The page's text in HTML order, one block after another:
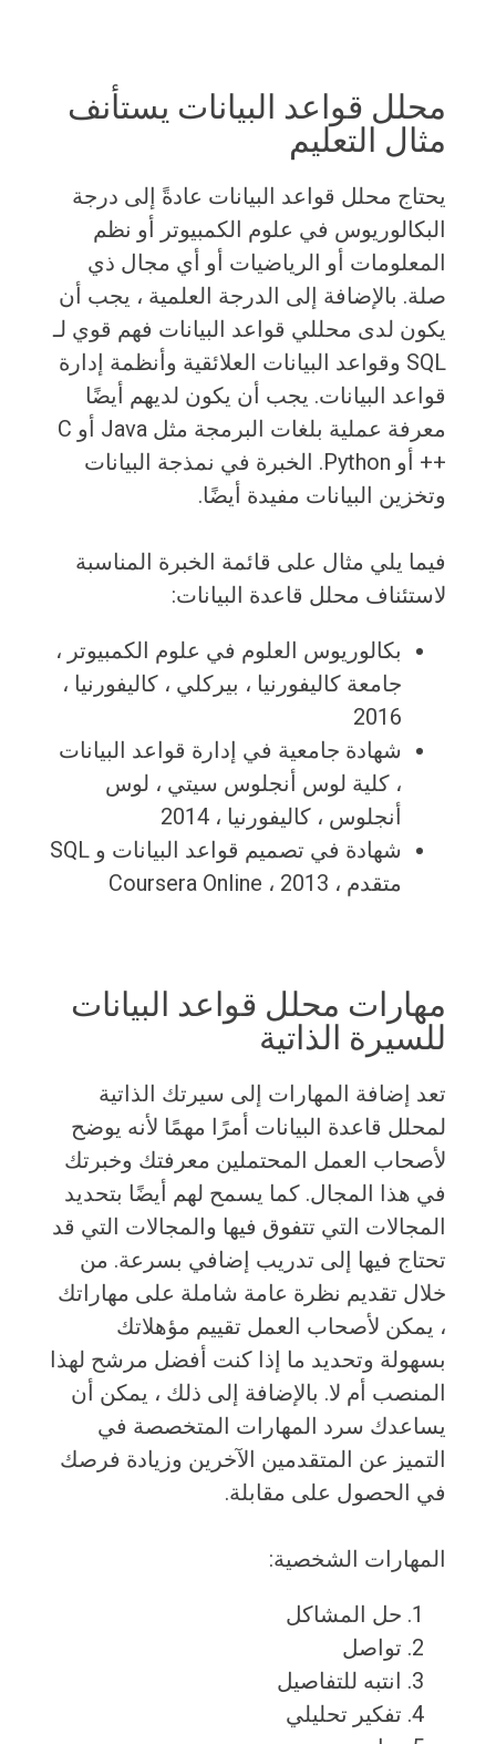
محلل قواعد البيانات يستأنف
مثال التعليم
يحتاج محلل قواعد البيانات عادةً إلى درجة
البكالوريوس في علوم الكمبيوتر أو نظم
المعلومات أو الرياضيات أو أي مجال ذي
صلة. بالإضافة إلى الدرجة العلمية ، يجب أن
يكون لدى محللي قواعد البيانات فهم قوي لـ
SQL وقواعد البيانات العلائقية وأنظمة إدارة
قواعد البيانات. يجب أن يكون لديهم أيضًا
معرفة عملية بلغات البرمجة مثل Java أو C
++ أو Python. الخبرة في نمذجة البيانات
وتخزين البيانات مفيدة أيضًا.
فيما يلي مثال على قائمة الخبرة المناسبة
لاستئناف محلل قاعدة البيانات:
بكالوريوس العلوم في علوم الكمبيوتر ،
جامعة كاليفورنيا ، بيركلي ، كاليفورنيا ،
2016
شهادة جامعية في إدارة قواعد البيانات
، كلية لوس أنجلوس سيتي ، لوس
أنجلوس ، كاليفورنيا ، 2014
شهادة في تصميم قواعد البيانات و SQL
متقدم ، Coursera Online ، 2013
مهارات محلل قواعد البيانات
للسيرة الذاتية
تعد إضافة المهارات إلى سيرتك الذاتية
لمحلل قاعدة البيانات أمرًا مهمًا لأنه يوضح
لأصحاب العمل المحتملين معرفتك وخبرتك
في هذا المجال. كما يسمح لهم أيضًا بتحديد
المجالات التي تتفوق فيها والمجالات التي قد
تحتاج فيها إلى تدريب إضافي بسرعة. من
خلال تقديم نظرة عامة شاملة على مهاراتك
، يمكن لأصحاب العمل تقييم مؤهلاتك
بسهولة وتحديد ما إذا كنت أفضل مرشح لهذا
المنصب أم لا. بالإضافة إلى ذلك ، يمكن أن
يساعدك سرد المهارات المتخصصة في
التميز عن المتقدمين الآخرين وزيادة فرصك
في الحصول على مقابلة.
المهارات الشخصية:
حل المشاكل
تواصل
انتبه للتفاصيل
تفكير تحليلي